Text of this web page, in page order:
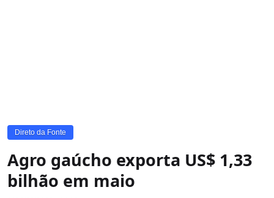
Direto da Fonte
Agro gaúcho exporta US$ 1,33
bilhão em maio